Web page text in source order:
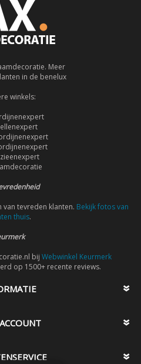
Meer
in de benelux
winkels:
tevreden klanten. Bekijk fotos van
thuis.
bij Webwinkel Keurmerk
op 1500+ recente reviews.